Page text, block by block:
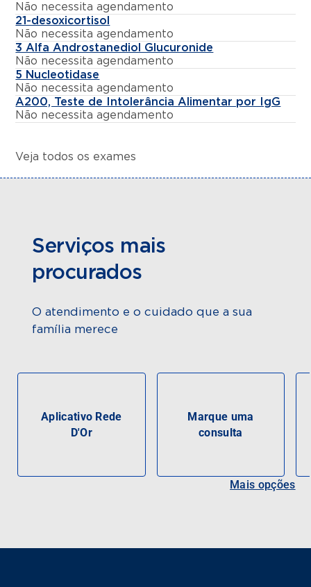
Não necessita agendamento
21-desoxicortisol
Não necessita agendamento
3 Alfa Androstanediol Glucuronide
Não necessita agendamento
5 Nucleotidase
Não necessita agendamento
A200, Teste de Intolerância Alimentar por IgG
Não necessita agendamento
Veja todos os exames
Serviços mais
procurados
O atendimento e o cuidado que a sua
família merece
Aplicativo Rede
D'Or
Marque uma
consulta
Mais opções